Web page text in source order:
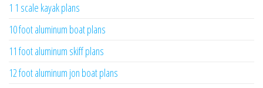
1 1 scale kayak plans
10 foot aluminum boat plans
11 foot aluminum skiff plans
12 foot aluminum jon boat plans